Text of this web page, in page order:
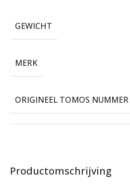
Productomschrijving
GEWICHT
MERK
ORIGINEEL TOMOS NUMMER